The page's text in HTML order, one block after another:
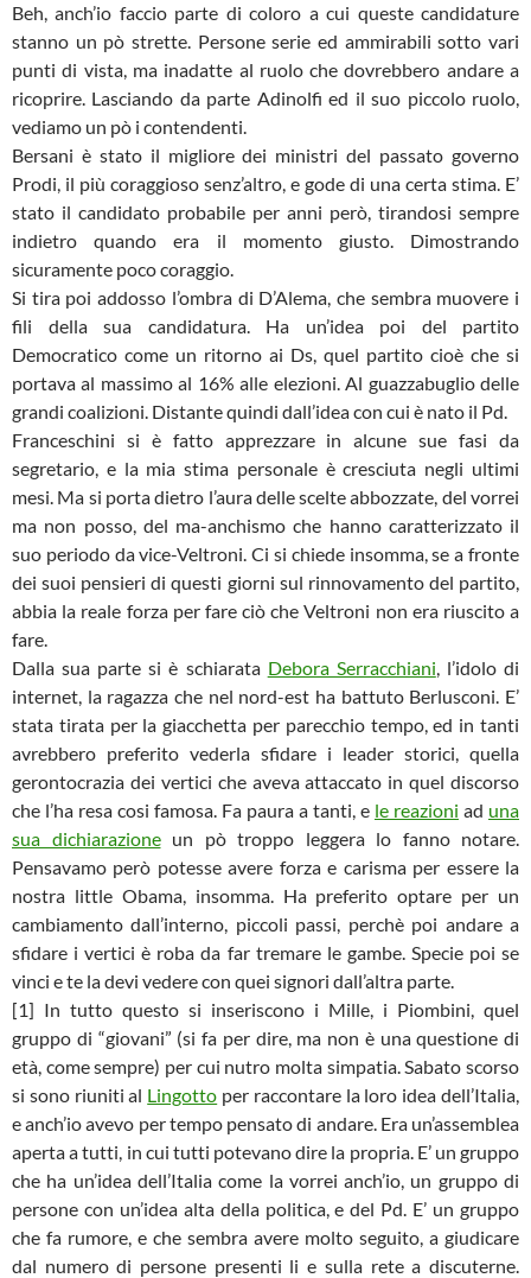
Beh, anch’io faccio parte di coloro a cui queste candidature
stanno un pò strette. Persone serie ed ammirabili sotto vari
punti di vista, ma inadatte al ruolo che dovrebbero andare a
ricoprire. Lasciando da parte Adinolfi ed il suo piccolo ruolo,
vediamo un pò i contendenti.
Bersani è stato il migliore dei ministri del passato governo
Prodi, il più coraggioso senz’altro, e gode di una certa stima. E’
stato il candidato probabile per anni però, tirandosi sempre
indietro quando era il momento giusto. Dimostrando
sicuramente poco coraggio.
Si tira poi addosso l’ombra di D’Alema, che sembra muovere i
fili della sua candidatura. Ha un’idea poi del partito
Democratico come un ritorno ai Ds, quel partito cioè che si
portava al massimo al 16% alle elezioni. Al guazzabuglio delle
grandi coalizioni. Distante quindi dall’idea con cui è nato il Pd.
Franceschini si è fatto apprezzare in alcune sue fasi da
segretario, e la mia stima personale è cresciuta negli ultimi
mesi. Ma si porta dietro l’aura delle scelte abbozzate, del vorrei
ma non posso, del ma-anchismo che hanno caratterizzato il
suo periodo da vice-Veltroni. Ci si chiede insomma, se a fronte
dei suoi pensieri di questi giorni sul rinnovamento del partito,
abbia la reale forza per fare ciò che Veltroni non era riuscito a
fare.
Dalla sua parte si è schiarata Debora Serracchiani, l’idolo di
internet, la ragazza che nel nord-est ha battuto Berlusconi. E’
stata tirata per la giacchetta per parecchio tempo, ed in tanti
avrebbero preferito vederla sfidare i leader storici, quella
gerontocrazia dei vertici che aveva attaccato in quel discorso
che l’ha resa cosi famosa. Fa paura a tanti, e le reazioni ad una
sua dichiarazioneun pò troppo leggera lo fanno notare.
Pensavamo però potesse avere forza e carisma per essere la
nostra little Obama, insomma. Ha preferito optare per un
cambiamento dall’interno, piccoli passi, perchè poi andare a
sfidare i vertici è roba da far tremare le gambe. Specie poi se
vinci e te la devi vedere con quei signori dall’altra parte.
[1] In tutto questo si inseriscono i Mille, i Piombini, quel
gruppo di “giovani” (si fa per dire, ma non è una questione di
età, come sempre) per cui nutro molta simpatia. Sabato scorso
si sono riuniti al Lingotto per raccontare la loro idea dell’Italia,
e anch’io avevo per tempo pensato di andare. Era un’assemblea
aperta a tutti, in cui tutti potevano dire la propria. E’ un gruppo
che ha un’idea dell’Italia come la vorrei anch’io, un gruppo di
persone con un’idea alta della politica, e del Pd. E’ un gruppo
che fa rumore, e che sembra avere molto seguito, a giudicare
dal numero di persone presenti li e sulla rete a discuterne.